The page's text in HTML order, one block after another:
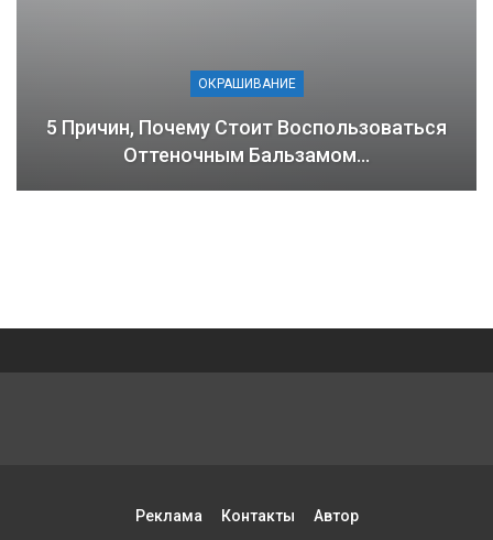
ОКРАШИВАНИЕ
5 Причин, Почему Стоит Воспользоваться
Оттеночным Бальзамом…
Реклама Контакты Автор